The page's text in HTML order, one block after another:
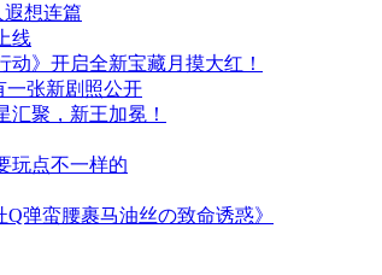
想连篇
线
》开启全新宝藏月摸大红！
一张新剧照公开
汇聚，新王加冕！
玩点不一样的
弹蛮腰裹马油丝の致命诱惑》